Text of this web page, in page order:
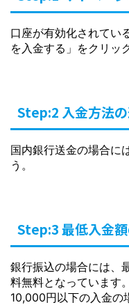
口座が有効化されてい
を入金する」をクリック
Step:2 入金方法
国内銀行送金の場合に
う。
Step:3 最低入金
銀行振込の場合には、
料無料となっています
10,000円以下の入金の